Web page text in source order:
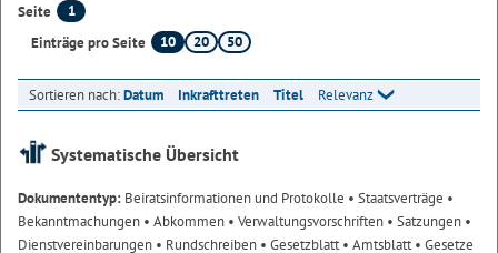
Seite
1
Einträge pro Seite
10 20 50
Sortieren nach:Datum Inkrafttreten Titel Relevanz
Systematische Übersicht
Dokumententyp: Beiratsinformationen und Protokolle • Staatsverträge •
Bekanntmachungen • Abkommen • Verwaltungsvorschriften • Satzungen •
Dienstvereinbarungen • Rundschreiben • Gesetzblatt• Amtsblatt• Gesetze